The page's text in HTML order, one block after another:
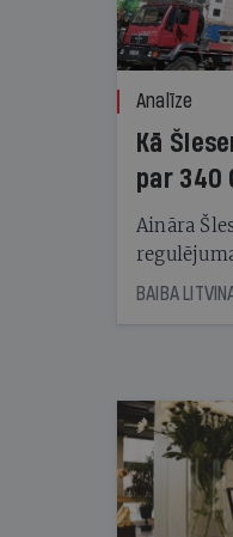
Analīze
Kā
par 340
Aināra
starta
BAIBA